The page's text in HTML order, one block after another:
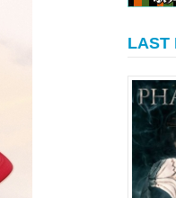
LAST